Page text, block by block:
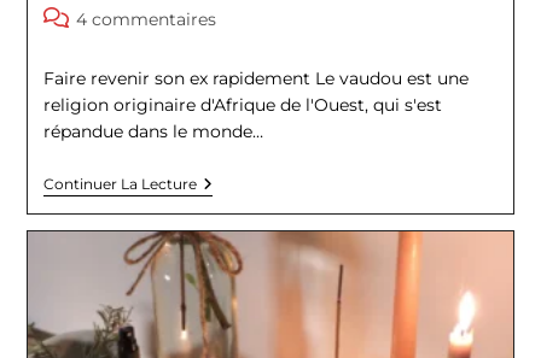
Commentaires
la
publication :
4 commentaires
Faire revenir son ex rapidement Le vaudou est une
religion originaire d'Afrique de l'Ouest, qui s'est
répandue dans le monde…
Continuer La LectureFaire
Revenir
Ex
Rapidement
Grâce
Au
Vaudou